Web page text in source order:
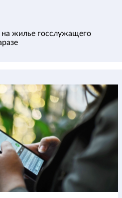
жилье госслужащего